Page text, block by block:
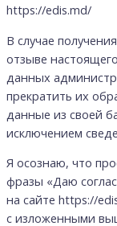
https://edis.md/
В случае
отзыве
данных
прекратить их
данные из своей
исключением
Я осознаю, что
фразы «Даю
на сайте https://
с изложенными